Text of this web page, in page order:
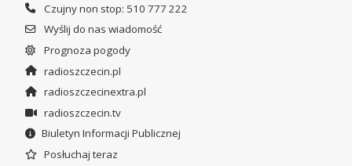
Czujny non stop: 510 777 222
Wyślij do nas wiadomość
Prognoza pogody
radioszczecin.pl
radioszczecinextra.pl
radioszczecin.tv
Biuletyn Informacji Publicznej
Posłuchaj teraz